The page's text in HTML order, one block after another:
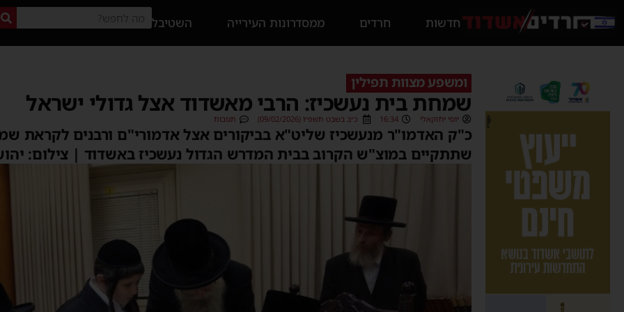
חדשות חרדים ממסדרונות העירייה השטיבל
ומשפע מצוות תפילין
שמחת בית נעשכיז: הרבי מאשדוד אצל גדולי ישראל
יוסי יחזקאלי 16:34 כ״ב בשבט תשפ״ו (09/02/2026) תגובות
כ"ק האדמו"ר מנעשכיז שליט"א בביקורים אצל אדמורי"ם ורבנים לקראת
שתתקיים במוצ"ש הקרוב בבית המדרש הגדול נעשכיז באשדוד | צילום: